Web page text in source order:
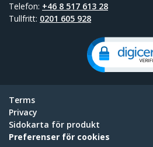
Telefon: +46 8 517 613 28
Tullfritt: 0201 605 928
Terms
Privacy
Sidokarta för produkt
Preferenser för cookies